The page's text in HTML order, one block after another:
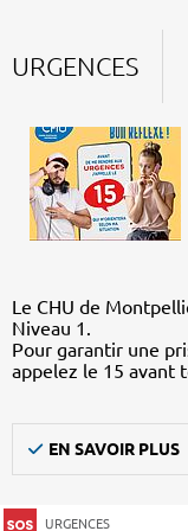
URGENCES
Le CHU de
Niveau 1.
Pour garantir une
appelez le 15 avant
EN SAVOIR PLUS
URGENCES